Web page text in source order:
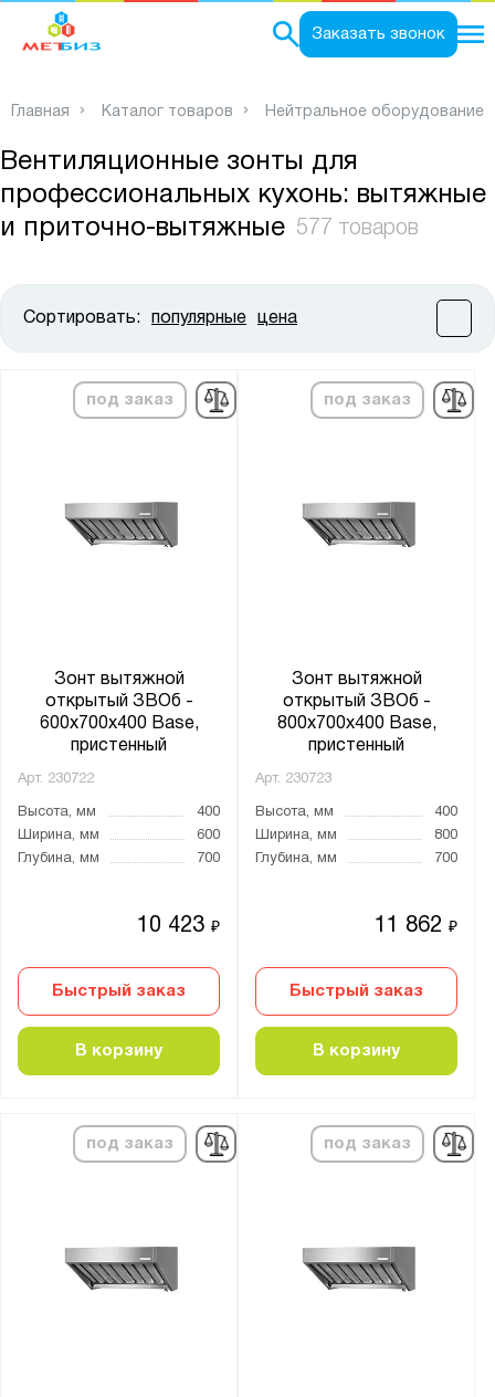
Заказать звонок
Главная Каталог товаров Нейтральное оборудование
Вентиляционные зонты для
профессиональных кухонь: вытяжные
и приточно-вытяжные
577 товаров
Сортировать: популярные цена
под заказ
Зонт вытяжной
открытый ЗВОб -
600x700x400 Base,
пристенный
Арт. 230722
Высота, мм
400
Ширина, мм
600
Глубина, мм
700
10 423₽
Быстрый заказ
В корзину
под заказ
Зонт вытяжной
открытый ЗВОб -
800x700x400 Base,
пристенный
Арт. 230723
Высота, мм
400
Ширина, мм
800
Глубина, мм
700
11 862₽
Быстрый заказ
В корзину
под заказ под заказ
Ширина, мм:
от до
Материал каркаса:
Нержавеющая сталь
Оцинкованная сталь
Мекон
Серия:
Показать Сбросить